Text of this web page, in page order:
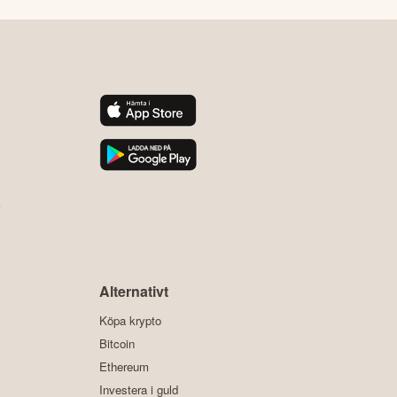
Alternativt
Köpa krypto
Bitcoin
Ethereum
Investera i guld